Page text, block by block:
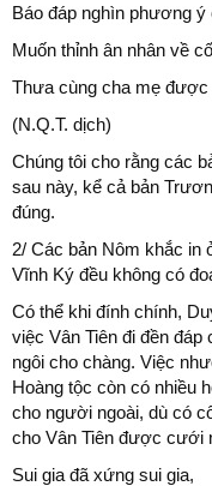
Báo đáp nghìn phương ý
Muốn thỉnh ân nhân về
Thưa cùng cha mẹ
(N.Q.T. dịch)
Chúng tôi cho rằng các
sau này, kể cả bản
đúng.
2/ Các bản Nôm khắc in
Vĩnh Ký đều không có
Có thể khi đính chính,
việc Vân Tiên đi đền
ngôi cho chàng. Việc
Hoàng tộc còn có nhiều
cho người ngoài, dù có
cho Vân Tiên được cưới
Sui gia đã xứng sui gia,